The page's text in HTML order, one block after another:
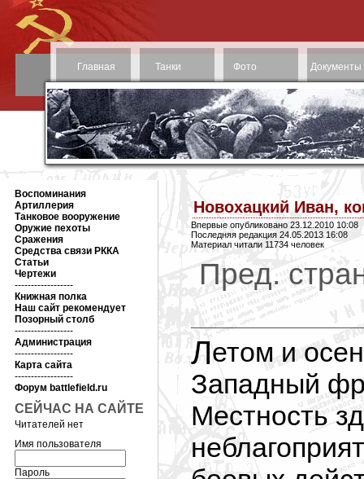
Главная Танки Фото Документы
Воспоминания
Артиллерия
Танковое вооружение
Оружие пехоты
Сражения
Средства связи РККА
Статьи
Чертежи
------------------
Книжная полка
Наш сайт рекомендует
Позорный столб
------------------
Администрация
------------------
Карта сайта
------------------
Форум battlefield.ru
СЕЙЧАС НА САЙТЕ
Читателей нет
Имя пользователя
Пароль
Новохацкий Иван,
Впервые опубликовано 23.12.2010 10:08
Последняя редакция 24.05.2013 16:08
Материал читали 11734 человек
Пред.
Летом и осенью 1942 года Северо-
Западный
Местность